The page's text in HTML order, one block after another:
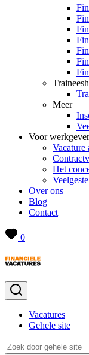
Meer
Voor
Vacature
Het
Over ons
Blog
Contact
0
Vacatures
Gehele site